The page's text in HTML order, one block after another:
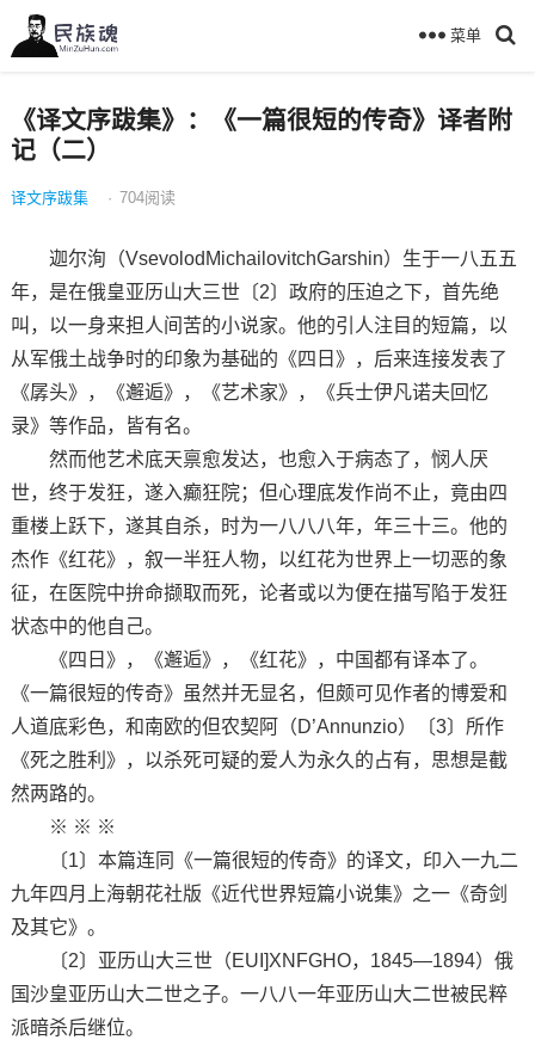
菜单
《译文序跋集》：《一篇很短的传奇》译者附
记（二）
译文序跋集 · 704阅读
迦尔洵（VsevolodMichailovitchGarshin）生于一八五五
年，是在俄皇亚历山大三世〔2〕政府的压迫之下，首先绝
叫，以一身来担人间苦的小说家。他的引人注目的短篇，以
从军俄土战争时的印象为基础的《四日》，后来连接发表了
《孱头》，《邂逅》，《艺术家》，《兵士伊凡诺夫回忆
录》等作品，皆有名。
然而他艺术底天禀愈发达，也愈入于病态了，悯人厌
世，终于发狂，遂入癫狂院；但心理底发作尚不止，竟由四
重楼上跃下，遂其自杀，时为一八八八年，年三十三。他的
杰作《红花》，叙一半狂人物，以红花为世界上一切恶的象
征，在医院中拚命撷取而死，论者或以为便在描写陷于发狂
状态中的他自己。
《四日》，《邂逅》，《红花》，中国都有译本了。
《一篇很短的传奇》虽然并无显名，但颇可见作者的博爱和
人道底彩色，和南欧的但农契阿（D’Annunzio）〔3〕所作
《死之胜利》，以杀死可疑的爱人为永久的占有，思想是截
然两路的。
※ ※ ※
〔1〕本篇连同《一篇很短的传奇》的译文，印入一九二
九年四月上海朝花社版《近代世界短篇小说集》之一《奇剑
及其它》。
〔2〕亚历山大三世（EUI]XNFGHO，1845—1894）俄
国沙皇亚历山大二世之子。一八八一年亚历山大二世被民粹
派暗杀后继位。